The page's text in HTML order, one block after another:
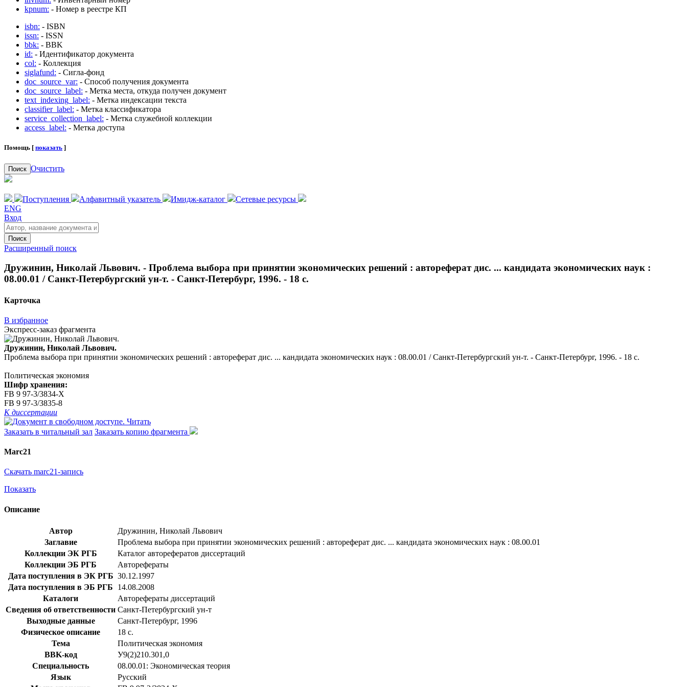
kpnum: - Номер в реестре КП
isbn: - ISBN
issn: - ISSN
bbk: - BBK
id: - Идентификатор документа
col: - Коллекция
siglafund: - Сигла-фонд
doc_source_var: - Способ получения документа
doc_source_label: - Метка места, откуда получен документ
text_indexing_label: - Метка индексации текста
classifier_label: - Метка классификатора
service_collection_label: - Метка служебной коллекции
access_label: - Метка доступа
Помощь [ показать ]
Поиск Очистить
Поступления Алфавитный указатель Имидж-каталог
Сетевые ресурсы
ENG
Вход
Поиск
Расширенный поиск
Дружинин, Николай Львович. - Проблема выбора при принятии экономических решений : автореферат дис. ... кандидата экономических наук :
08.00.01 / Санкт-Петербургский ун-т. - Санкт-Петербург, 1996. - 18 с.
Карточка
В избранное
Экспресс-заказ фрагмента
Дружинин, Николай Львович.
Проблема выбора при принятии экономических решений : автореферат дис. ... кандидата экономических наук : 08.00.01 / Санкт-Петербургский ун-т. - Санкт-Петербург, 1996. - 18 с.
Политическая экономия
Шифр хранения:
FB 9 97-3/3834-X
FB 9 97-3/3835-8
К диссертации
Читать
Заказать в читальный зал Заказать копию фрагмента
Marc21
Скачать marc21-запись
Показать
Описание
Автор
Дружинин, Николай Львович
Заглавие
Проблема выбора при принятии экономических решений : автореферат дис. ... кандидата экономических наук : 08.00.01
Коллекции ЭК РГБ
Каталог авторефератов диссертаций
Коллекции ЭБ РГБ
Авторефераты
Дата поступления в ЭК РГБ 30.12.1997
Дата поступления в ЭБ РГБ
14.08.2008
Каталоги
Авторефераты диссертаций
Сведения об ответственности Санкт-Петербургский ун-т
Выходные данные
Санкт-Петербург, 1996
Физическое описание
18 с.
Тема
Политическая экономия
BBK-код
У9(2)210.301,0
Специальность
08.00.01: Экономическая теория
Язык
Русский